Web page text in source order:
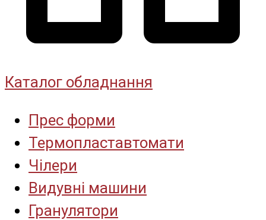
Каталог обладнання
Прес форми
Термопластавтомати
Чілери
Видувні машини
Гранулятори